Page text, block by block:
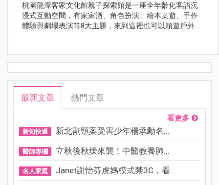
桃園龍潭客家文化館親子探索館是一座全年齡化客語沉
浸式互動空間，有家家酒、角色扮演、繪本桌遊、手作
體驗與劇場表演等8大主題，來到這裡也可以順遊戶外景
最新文章 熱門文章
看更多
新知快遞 新北割頸案受害少年楊承勳名...
醫師專欄 立秋後秋燥來襲！中醫教養肺...
名人家庭 Janet謝怡芬虎媽模式禁3C，看...